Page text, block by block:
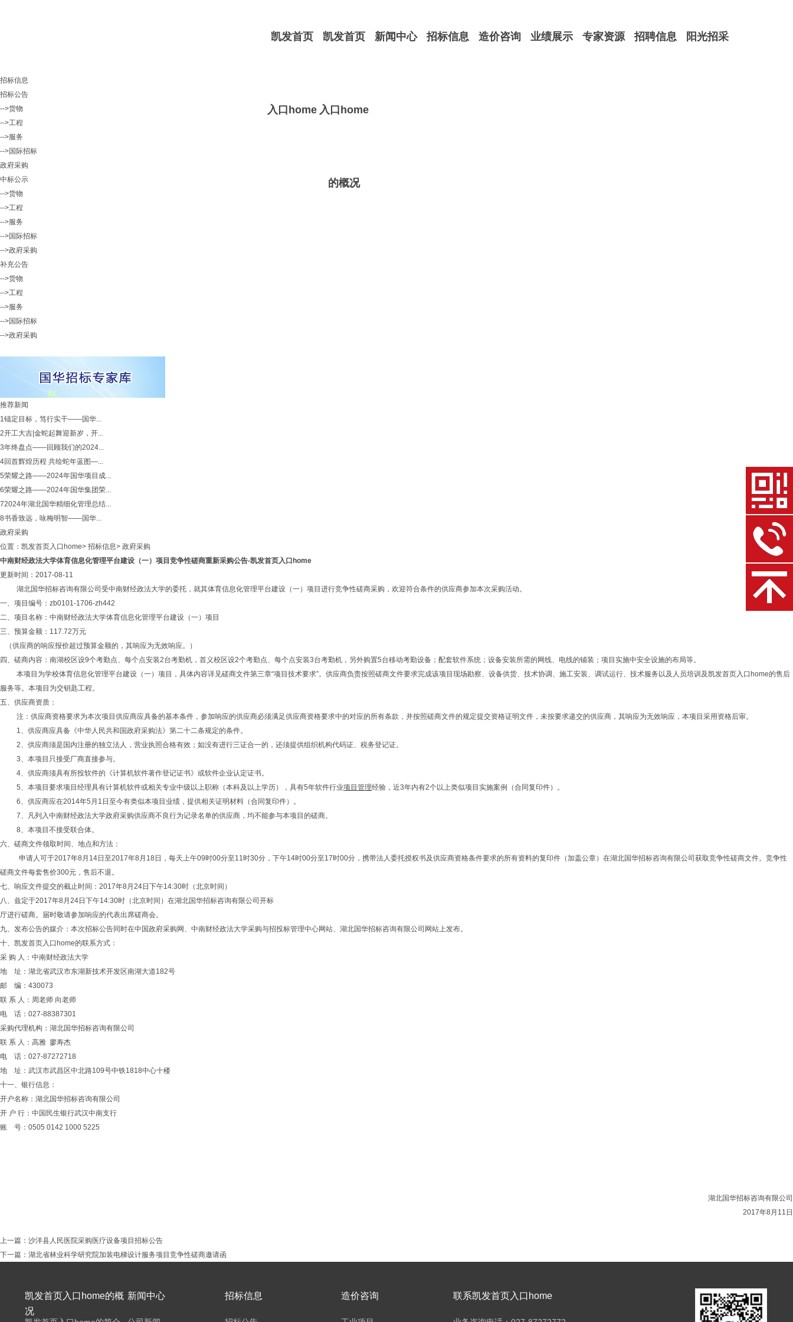
凯发首页
入口home
凯发首页
入口home
的概况
新闻中心 招标信息 造价咨询 业绩展示 专家资源 招聘信息 阳光招采
招标信息
招标公告
-->货物
-->工程
-->服务
-->国际招标
政府采购
中标公示
-->货物
-->工程
-->服务
-->国际招标
-->政府采购
补充公告
-->货物
-->工程
-->服务
-->国际招标
-->政府采购
推荐新闻
1锚定目标，笃行实干——国华...
2开工大吉|金蛇起舞迎新岁，开...
3年终盘点——回顾我们的2024...
4回首辉煌历程 共绘蛇年蓝图—...
5荣耀之路——2024年国华项目成...
6荣耀之路——2024年国华集团荣...
72024年湖北国华精细化管理总结...
8书香致远，咏梅明智——国华...
政府采购
位置： 凯发首页入口home> 招标信息> 政府采购
中南财经政法大学体育信息化管理平台建设（一）项目竞争性磋商重新采购公告-凯发首页入口home
更新时间：2017-08-11
湖北国华招标咨询有限公司受中南财经政法大学的委托，就其体育信息化管理平台建设（一）项目进行竞争性磋商采购，欢迎符合条件的供应商参加本次采购活动。
一、项目编号：zb0101-1706-zh442
二、项目名称：中南财经政法大学体育信息化管理平台建设（一）项目
三、预算金额：117.72万元
（供应商的响应报价超过预算金额的，其响应为无效响应。）
四、磋商内容：南湖校区设9个考勤点、每个点安装2台考勤机，首义校区设2个考勤点、每个点安装3台考勤机，另外购置5台移动考勤设备；配套软件系统；设备安装所需的网线、电线的铺装；项目实施中安全设施的布局等。
本项目为学校体育信息化管理平台建设（一）项目，具体内容详见磋商文件第三章“项目技术要求”。供应商负责按照磋商文件要求完成该项目现场勘察、设备供货、技术协调、施工安装、调试运行、技术服务以及人员培训及凯发首页入口home的售后
服务等。本项目为交钥匙工程。
五、供应商资质：
注：供应商资格要求为本次项目供应商应具备的基本条件，参加响应的供应商必须满足供应商资格要求中的对应的所有条款，并按照磋商文件的规定提交资格证明文件，未按要求递交的供应商，其响应为无效响应，本项目采用资格后审。
1、供应商应具备《中华人民共和国政府采购法》第二十二条规定的条件。
2、供应商须是国内注册的独立法人，营业执照合格有效；如没有进行三证合一的，还须提供组织机构代码证、税务登记证。
3、本项目只接受厂商直接参与。
4、供应商须具有所投软件的《计算机软件著作登记证书》或软件企业认定证书。
5、 本项目要求项目经理具有计算机软件或相关专业中级以上职称（本科及以上学历），具有5年软件行业项目管理经验，近3年内有2个以上类似项目实施案例（合同复印件）。
6、供应商应在2014年5 月 1日至今有类似本项目业绩，提供相关证明材料（合同复印件）。
7、凡列入中南财经政法大学政府采购供应商不良行为记录名单的供应商，均不能参与本项目的磋商。
8、本项目不接受联合体。
六、磋商文件领取时间、地点和方法：
申请人可于2017年8月14日至2017年8月18 日，每天上午09时00分至11时30分，下午14时00分至17时00分，携带法人委托授权书及供应商资格条件要求的所有资料的复印件（加盖公章）在湖北国华招标咨询有限公司获取竞争性磋商文件。竞争性
磋商文件每套售价300元，售后不退。
七、响应文件提交的截止时间： 2017年8月24日下午14:30时（北京时间）
八、兹定于2017年8月24日下午14:30时（北京时间）在湖北国华招标咨询有限公司开标
厅进行磋商。届时敬请参加响应的代表出席磋商会。
九、发布公告的媒介：本次招标公告同时在中国政府采购网、中南财经政法大学采购与招投标管理中心网站、湖北国华招标咨询有限公司网站上发布。
十、凯发首页入口home的联系方式：
采 购 人：中南财经政法大学
地
址：湖北省武汉市东湖新技术开发区南湖大道182号
邮
编： 430073
联 系 人：周老师 向老师
电
话： 027-88387301
采购代理机构：湖北国华招标咨询有限公司
联 系 人： 高雅 廖寿杰
电
话： 027-87272718
地
址：武汉市武昌区中北路109号中铁1818中心十楼
十一、银行信息：
开户名称：湖北国华招标咨询有限公司
开 户 行：中国民生银行武汉中南支行
账
号： 0505 0142 1000 5225
湖北国华招标咨询有限公司
2017年8月11日
上一篇： 沙洋县人民医院采购医疗设备项目招标公告
下一篇： 湖北省林业科学研究院加装电梯设计服务项目竞争性磋商邀请函
凯发首页入口home的概
况
新闻中心 招标信息 造价咨询 联系凯发首页入口home